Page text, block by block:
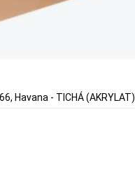
Havana - TICHÁ (AKRYLAT)